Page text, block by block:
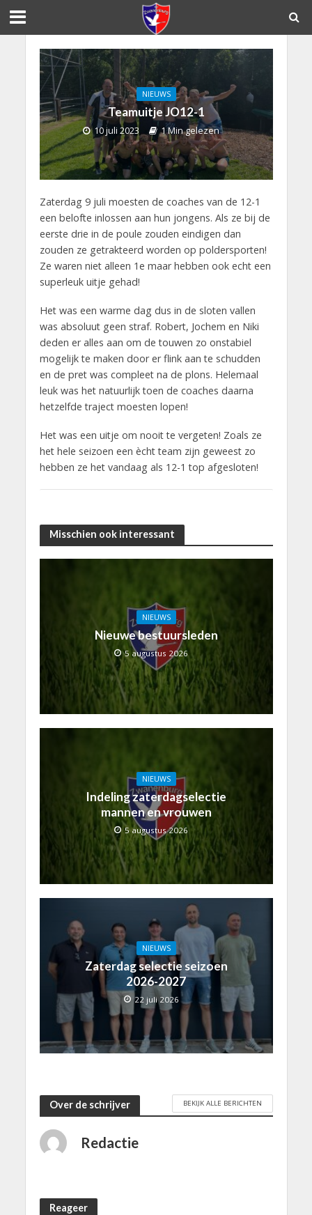
NIEUWS
Teamuitje JO12-1
10 juli 2023 1 Min gelezen
Zaterdag 9 juli moesten de coaches van de 12-1
een belofte inlossen aan hun jongens. Als ze bij de
eerste drie in de poule zouden eindigen dan
zouden ze getrakteerd worden op poldersporten!
Ze waren niet alleen 1e maar hebben ook echt een
superleuk uitje gehad!
Het was een warme dag dus in de sloten vallen
was absoluut geen straf. Robert, Jochem en Niki
deden er alles aan om de touwen zo onstabiel
mogelijk te maken door er flink aan te schudden
en de pret was compleet na de plons. Helemaal
leuk was het natuurlijk toen de coaches daarna
hetzelfde traject moesten lopen!
Het was een uitje om nooit te vergeten! Zoals ze
het hele seizoen een ècht team zijn geweest zo
hebben ze het vandaag als 12-1 top afgesloten!
Misschien ook interessant
NIEUWS
Nieuwe bestuursleden
5 augustus 2026
NIEUWS
Indeling zaterdagselectie
mannen en vrouwen
5 augustus 2026
NIEUWS
Zaterdag selectie seizoen
2026-2027
22 juli 2026
Over de schrijver BEKIJK ALLE BERICHTEN
Redactie
Reageer